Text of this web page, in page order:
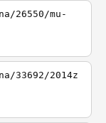
26550/mu-
33692/2014z